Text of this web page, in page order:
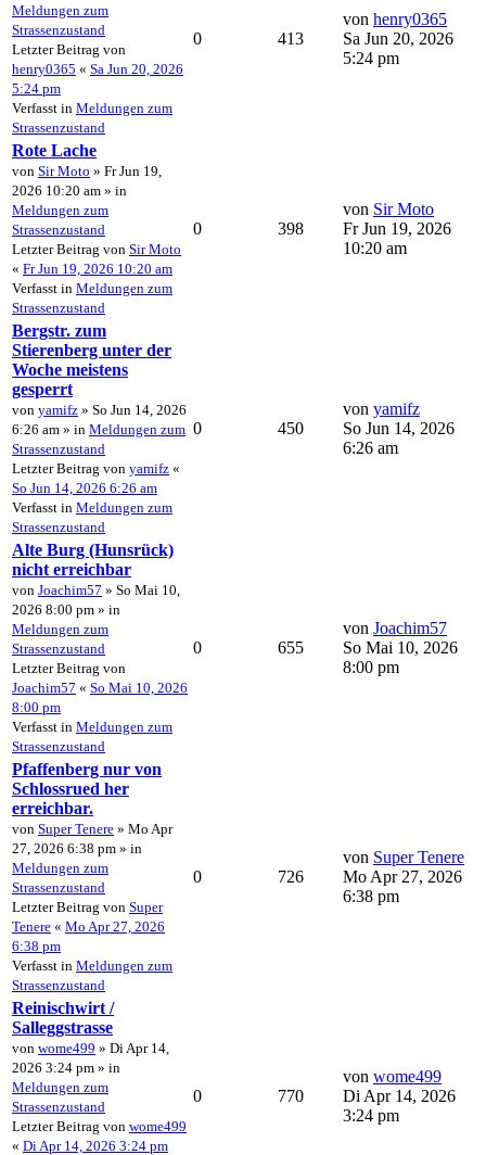
Meldungen zum
Strassenzustand
Letzter Beitrag von
henry0365 « Sa Jun 20, 2026
5:24 pm
Verfasst in Meldungen zum
Strassenzustand
0 413
von henry0365
Sa Jun 20, 2026
5:24 pm
Rote Lache
von Sir Moto » Fr Jun 19,
2026 10:20 am » in
Meldungen zum
Strassenzustand
Letzter Beitrag von Sir Moto
« Fr Jun 19, 2026 10:20 am
Verfasst in Meldungen zum
Strassenzustand
0 398
von Sir Moto
Fr Jun 19, 2026
10:20 am
Bergstr. zum
Stierenberg unter der
Woche meistens
gesperrt
von yamifz » So Jun 14, 2026
6:26 am » in Meldungen zum
Strassenzustand
Letzter Beitrag von yamifz «
So Jun 14, 2026 6:26 am
Verfasst in Meldungen zum
Strassenzustand
0 450
von yamifz
So Jun 14, 2026
6:26 am
Alte Burg (Hunsrück)
nicht erreichbar
von Joachim57 » So Mai 10,
2026 8:00 pm » in
Meldungen zum
Strassenzustand
Letzter Beitrag von
Joachim57 « So Mai 10, 2026
8:00 pm
Verfasst in Meldungen zum
Strassenzustand
0 655
von Joachim57
So Mai 10, 2026
8:00 pm
Pfaffenberg nur von
Schlossrued her
erreichbar.
von Super Tenere » Mo Apr
27, 2026 6:38 pm » in
Meldungen zum
Strassenzustand
Letzter Beitrag von Super
Tenere « Mo Apr 27, 2026
6:38 pm
Verfasst in Meldungen zum
Strassenzustand
0 726
von Super Tenere
Mo Apr 27, 2026
6:38 pm
Reinischwirt /
Salleggstrasse
von wome499 » Di Apr 14,
2026 3:24 pm » in
Meldungen zum
Strassenzustand
Letzter Beitrag von wome499
« Di Apr 14, 2026 3:24 pm
0 770
von wome499
Di Apr 14, 2026
3:24 pm